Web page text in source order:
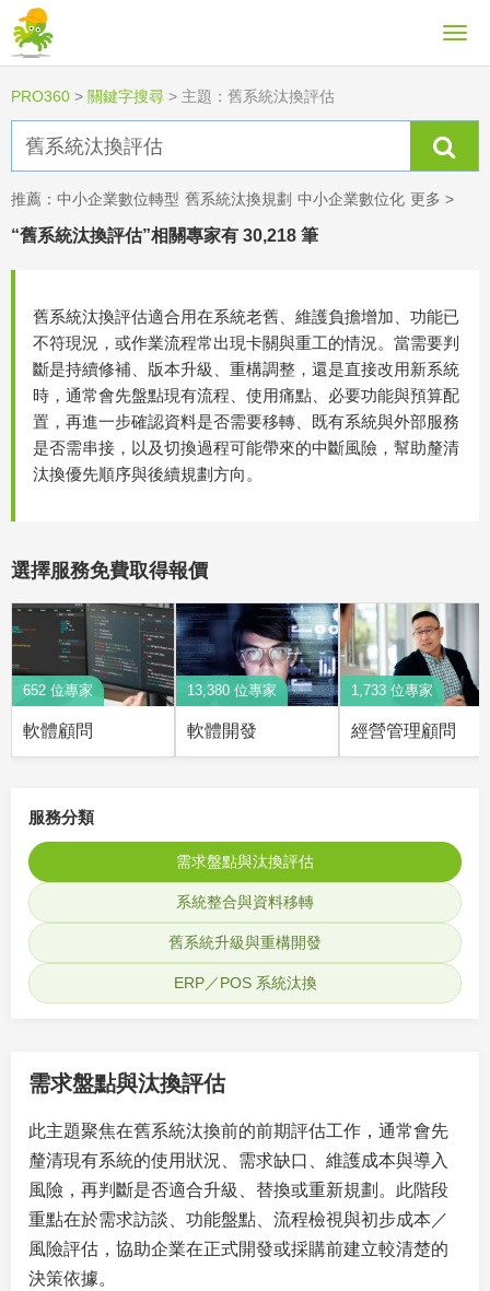
PRO360 > 關鍵字搜尋 > 主題：舊系統汰換評估
推薦： 中小企業數位轉型 舊系統汰換規劃 中小企業數位化 更多 >
“舊系統汰換評估”相關專家有 30,218 筆
舊系統汰換評估適合用在系統老舊、維護負擔增加、功能已
不符現況，或作業流程常出現卡關與重工的情況。當需要判
斷是持續修補、版本升級、重構調整，還是直接改用新系統
時，通常會先盤點現有流程、使用痛點、必要功能與預算配
置，再進一步確認資料是否需要移轉、既有系統與外部服務
是否需串接，以及切換過程可能帶來的中斷風險，幫助釐清
汰換優先順序與後續規劃方向。
選擇服務免費取得報價
652 位專家
軟體顧問
13,380 位專家
軟體開發
1,733 位專家
經營管理顧問
服務分類
需求盤點與汰換評估
系統整合與資料移轉
舊系統升級與重構開發
ERP／POS 系統汰換
需求盤點與汰換評估
此主題聚焦在舊系統汰換前的前期評估工作，通常會先
釐清現有系統的使用狀況、需求缺口、維護成本與導入
風險，再判斷是否適合升級、替換或重新規劃。此階段
重點在於需求訪談、功能盤點、流程檢視與初步成本／
風險評估，協助企業在正式開發或採購前建立較清楚的
決策依據。